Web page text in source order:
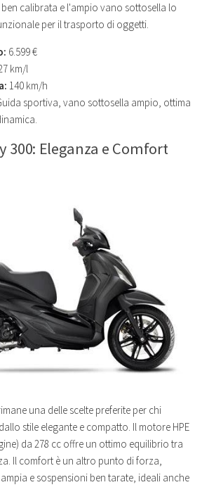
calibrata e l'ampio vano sottosella lo
per il trasporto di oggetti.
6.599 €
km/l
140 km/h
sportiva, vano sottosella ampio, ottima
300: Eleganza e Comfort
una delle scelte preferite per chi
stile elegante e compatto. Il motore HPE
da 278 cc offre un ottimo equilibrio tra
Il comfort è un altro punto di forza,
e sospensioni ben tarate, ideali anche